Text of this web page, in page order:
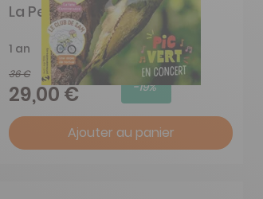
La Petite salamandre
1 an
36 €
29,00 € -19%
Ajouter au panier